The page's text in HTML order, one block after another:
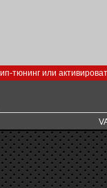
тюнинг или